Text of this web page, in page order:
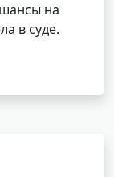
на
в суде.